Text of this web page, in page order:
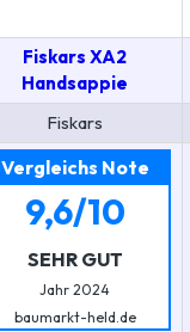
Fiskars XA2
Handsappie
Fiskars
Vergleichs Note
9,6/10
SEHR GUT
Jahr 2024
baumarkt-held.de